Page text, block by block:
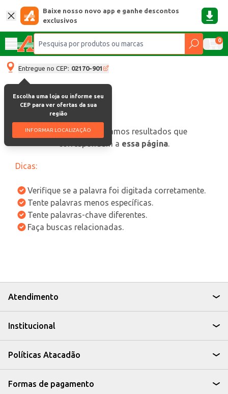
Baixe nosso novo app e ganhe descontos
exclusivos
0
Entregue no CEP: 02170-901
Escolha uma loja ou informe seu
CEP para ver ofertas da sua
região
INFORMAR LOCALIZAÇÃO
oops, não encontramos resultados que
correspondam a essa página.
Dicas:
Verifique se a palavra foi digitada corretamente.
Tente palavras menos específicas.
Tente palavras-chave diferentes.
Faça buscas relacionadas.
Atendimento
Institucional
Políticas Atacadão
Formas de pagamento